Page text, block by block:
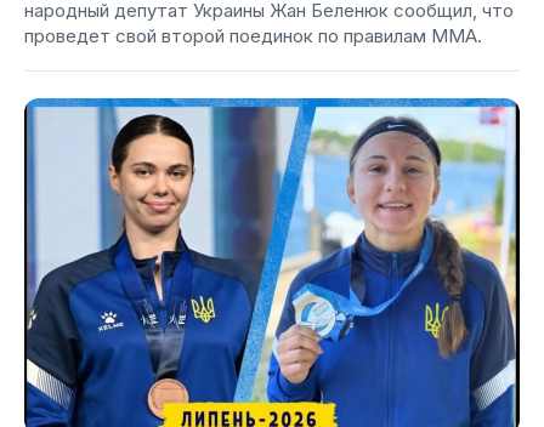
народный депутат Украины Жан Беленюк сообщил, что
проведет свой второй поединок по правилам ММА.